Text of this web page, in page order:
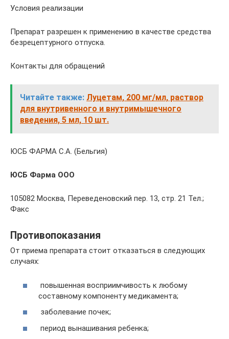
Условия реализации
Препарат разрешен к применению в качестве средства
безрецептурного отпуска.
Контакты для обращений
Читайте также: Луцетам, 200 мг/мл, раствор
для внутривенного и внутримышечного
введения, 5 мл, 10 шт.
ЮСБ ФАРМА С.А. (Бельгия)
ЮСБ Фарма ООО
105082 Москва, Переведеновский пер. 13, стр. 21 Тел.;
Факс
Противопоказания
От приема препарата стоит отказаться в следующих
случаях:
повышенная восприимчивость к любому
составному компоненту медикамента;
заболевание почек;
период вынашивания ребенка;